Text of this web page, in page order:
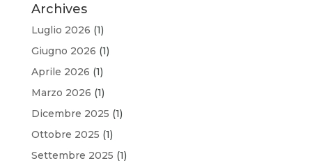
Archives
Luglio 2026 (1)
Giugno 2026 (1)
Aprile 2026 (1)
Marzo 2026 (1)
Dicembre 2025 (1)
Ottobre 2025 (1)
Settembre 2025 (1)